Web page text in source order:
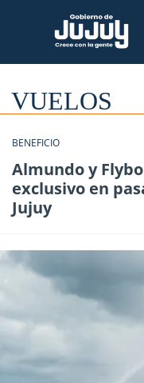
VUELOS
BENEFICIO
Almundo y
exclusivo en
Jujuy